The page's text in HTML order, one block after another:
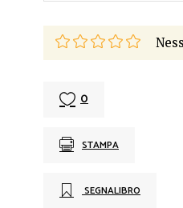
0
STAMPA
SEGNALIBRO